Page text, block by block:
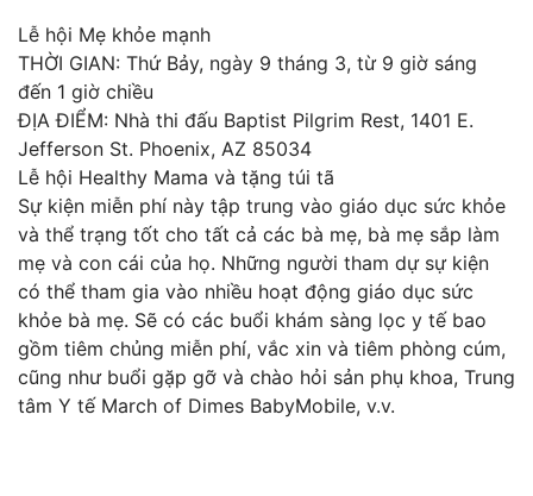
Lễ hội Mẹ khỏe mạnh
THỜI GIAN: Thứ Bảy, ngày 9 tháng 3, từ 9 giờ sáng
đến 1 giờ chiều
ĐỊA ĐIỂM: Nhà thi đấu Baptist Pilgrim Rest, 1401 E.
Jefferson St. Phoenix, AZ 85034
Lễ hội Healthy Mama và tặng túi tã
Sự kiện miễn phí này tập trung vào giáo dục sức khỏe
và thể trạng tốt cho tất cả các bà mẹ, bà mẹ sắp làm
mẹ và con cái của họ. Những người tham dự sự kiện
có thể tham gia vào nhiều hoạt động giáo dục sức
khỏe bà mẹ. Sẽ có các buổi khám sàng lọc y tế bao
gồm tiêm chủng miễn phí, vắc xin và tiêm phòng cúm,
cũng như buổi gặp gỡ và chào hỏi sản phụ khoa, Trung
tâm Y tế March of Dimes BabyMobile, v.v.